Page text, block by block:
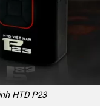
HTD P23